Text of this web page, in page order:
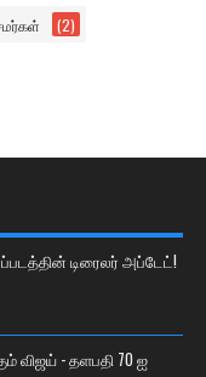
(2)
டிரைலர் அப்டேட்!
விஜய் - தளபதி 70 ஐ